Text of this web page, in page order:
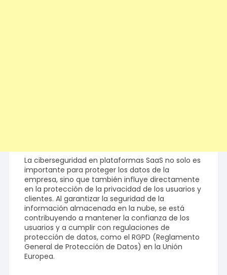
La ciberseguridad en plataformas SaaS no solo es
importante para proteger los datos de la
empresa, sino que también influye directamente
en la protección de la privacidad de los usuarios y
clientes. Al garantizar la seguridad de la
información almacenada en la nube, se está
contribuyendo a mantener la confianza de los
usuarios y a cumplir con regulaciones de
protección de datos, como el RGPD (Reglamento
General de Protección de Datos) en la Unión
Europea.